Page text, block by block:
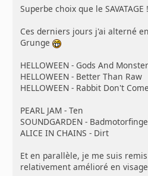
Superbe choix que le
Ces derniers jours j'ai alterné
Grunge
HELLOWEEN - Gods And
HELLOWEEN - Better Than Raw
HELLOWEEN - Rabbit Don't
PEARL JAM - Ten
SOUNDGARDEN -
ALICE IN CHAINS - Dirt
Et en parallèle, je me suis
relativement amélioré en